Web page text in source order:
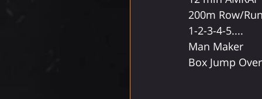
200m Row/
1-2-3-4-5....
Man Maker
Box Jump Over